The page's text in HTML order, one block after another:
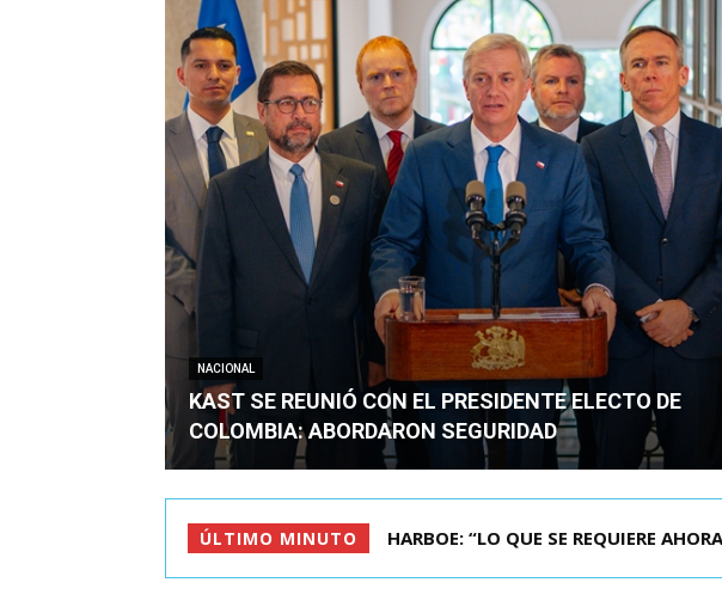
NACIONAL
KAST SE REUNIÓ CON EL PRESIDENTE ELECTO DE
COLOMBIA: ABORDARON SEGURIDAD
ÚLTIMO MINUTO HARBOE: “LO QUE SE REQUIERE AHORA
BIMINISTRO MAS POR IPC: “LA